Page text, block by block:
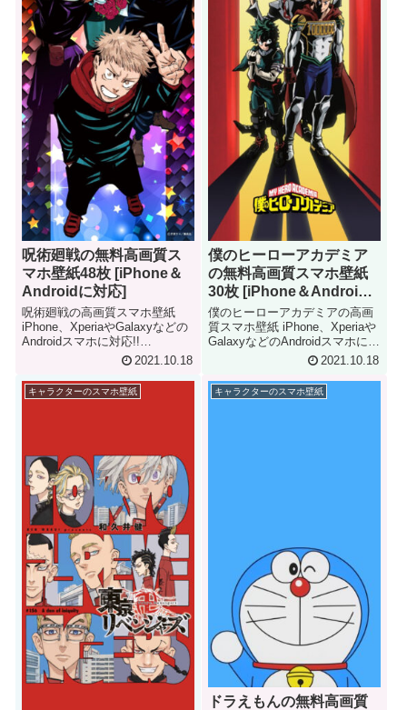
呪術廻戦の無料高画質ス
マホ壁紙48枚 [iPhone＆
Androidに対応]
呪術廻戦の高画質スマホ壁紙
iPhone、XperiaやGalaxyなどの
Androidスマホに対応!!
JUJUTSU KAISEN iPhone &
Android Smartphone Wallpaper
2021.10.18
僕のヒーローアカデミア
の無料高画質スマホ壁紙
30枚 [iPhone＆Android
に対応]
僕のヒーローアカデミアの高画
質スマホ壁紙 iPhone、Xperiaや
GalaxyなどのAndroidスマホに対
応!! My Hero Academia iPhone
& Android Smartphone
Wallpaper
2021.10.18
キャラクターのスマホ壁紙 キャラクターのスマホ壁紙
ドラえもんの無料高画質